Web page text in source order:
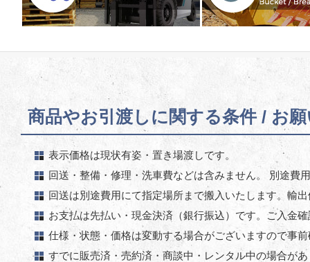
商品やお引渡しに関する条件 / お
表示価格は現状有姿・置き場渡しです。
回送・整備・修理・洗車費などは含みません。 別途費
回送は別途費用にて指定場所まで搬入いたします。輸
お支払は先払い・現金決済（銀行振込）です。ご入金
仕様・状態・価格は変動する場合がございますので事
すでに販売済・売約済・商談中・レンタル中の場合が